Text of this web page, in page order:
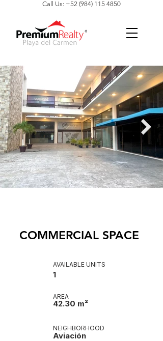
Call Us: +52 (984) 115 4850
COMMERCIAL SPACE
AVAILABLE UNITS
1
AREA
42.30 m²
NEIGHBORHOOD
Aviación